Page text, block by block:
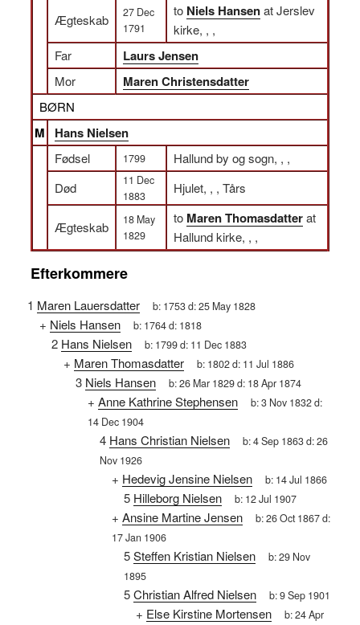
Ægteskab
27 Dec
1791
to Niels Hansenat Jerslev
kirke, , ,
Far
Laurs Jensen
Mor Maren Christensdatter
BØRN
M Hans Nielsen
Fødsel 1799
Hallund by og sogn, , ,
Død
11 Dec
1883
Hjulet, , , Tårs
Ægteskab
18 May
1829
to Maren Thomasdatterat
Hallund kirke, , ,
Efterkommere
1 Maren Lauersdatter b: 1753d:25 May 1828
+ Niels Hansen b: 1764d: 1818
2 Hans Nielsen b: 1799d: 11 Dec 1883
+ Maren Thomasdatter b: 1802d: 11 Jul 1886
3 Niels Hansen b:26 Mar 1829d: 18 Apr 1874
+ Anne Kathrine Stephensen b:3 Nov 1832d:
14 Dec 1904
4 Hans Christian Nielsen b:4 Sep 1863d:26
Nov 1926
+ Hedevig Jensine Nielsen b: 14 Jul 1866
5 Hilleborg Nielsen b: 12 Jul 1907
+ Ansine Martine Jensen b:26 Oct 1867d:
17 Jan 1906
5Steffen Kristian Nielsen b:29 Nov
1895
5Christian Alfred Nielsen b:9 Sep 1901
+ Else Kirstine Mortensen b:24 Apr